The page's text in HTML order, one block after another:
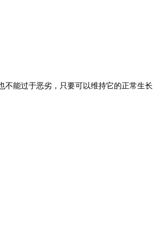
不能过于恶劣，只要可以维持它的正常生长